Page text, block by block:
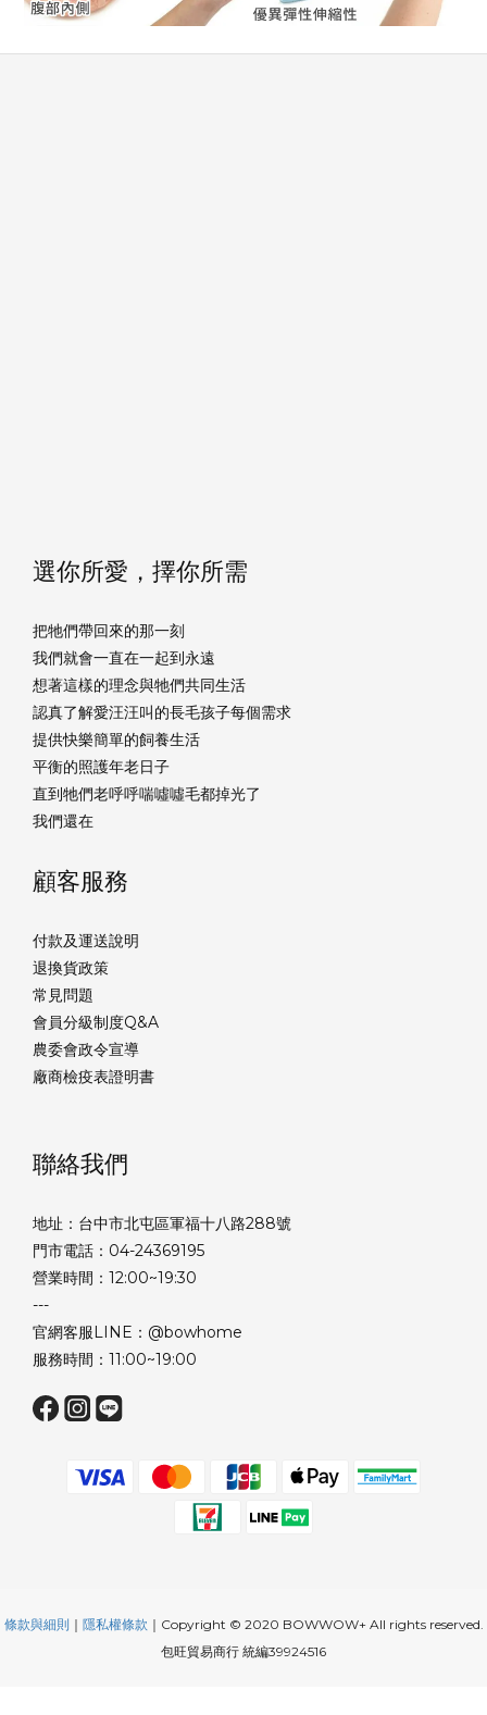
選你所愛，擇你所需
把牠們帶回來的那一刻
我們就會一直在一起到永遠
想著這樣的理念與牠們共同生活
認真了解愛汪汪叫的長毛孩子每個需求
提供快樂簡單的飼養生活
平衡的照護年老日子
直到牠們老呼呼喘噓噓毛都掉光了
我們還在
顧客服務
付款及運送說明
退換貨政策
常見問題
會員分級制度Q&A
農委會政令宣導
廠商檢疫表證明書
聯絡我們
地址：台中市北屯區軍福十八路288號
門市電話：04-24369195
營業時間：12:00~19:30
---
官網客服LINE：@bowhome
服務時間：11:00~19:00
條款與細則 ｜ 隱私權條款 ｜Copyright © 2020 BOWWOW+ All rights reserved.
包旺貿易商行 統編39924516